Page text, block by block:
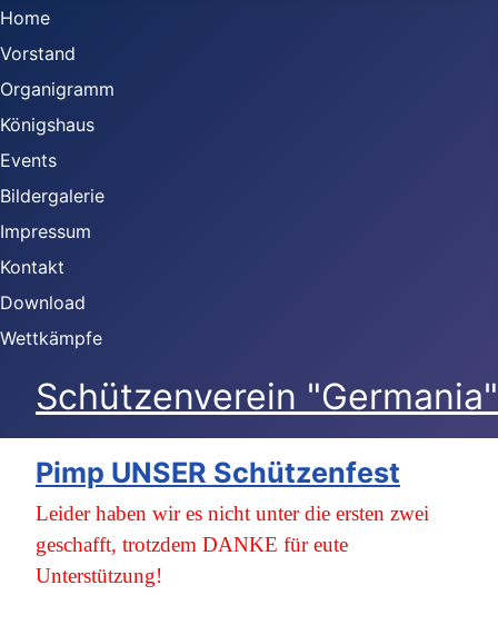
Home
Vorstand
Organigramm
Königshaus
Events
Bildergalerie
Impressum
Kontakt
Download
Wettkämpfe
Schützenverein
Pimp UNSER Schützenfest
Leider haben wir es nicht unter die ersten zwei
geschafft, trotzdem DANKE für eute
Unterstützung!